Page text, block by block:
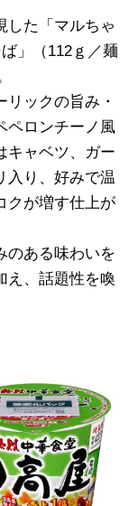
した「マルちゃ
」（112ｇ／麺
ックの旨み・
ペロンチーノ風
キャベツ、ガー
入り、好みで温
クが増す仕上が
のある味わいを
え、話題性を喚